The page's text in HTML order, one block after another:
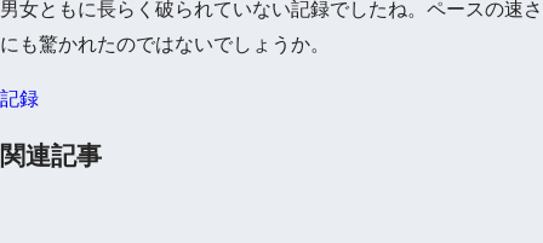
男女ともに長らく破られていない記録でしたね。ペースの速さ
にも驚かれたのではないでしょうか。
記録
関連記事